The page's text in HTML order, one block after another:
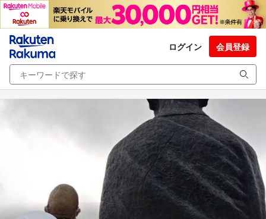
ログイン 会員登録